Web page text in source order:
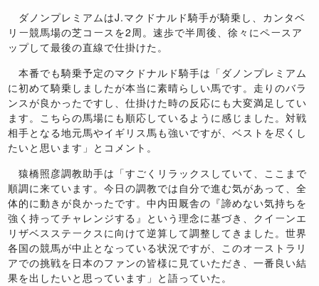
ダノンプレミアムはJ.マクドナルド騎手が騎乗し、カンタベ
リー競馬場の芝コースを2周。速歩で半周後、徐々にペースア
ップして最後の直線で仕掛けた。
本番でも騎乗予定のマクドナルド騎手は「ダノンプレミアム
に初めて騎乗しましたが本当に素晴らしい馬です。走りのバラ
ンスが良かったですし、仕掛けた時の反応にも大変満足してい
ます。こちらの馬場にも順応しているように感じました。対戦
相手となる地元馬やイギリス馬も強いですが、ベストを尽くし
たいと思います」とコメント。
猿橋照彦調教助手は「すごくリラックスしていて、ここまで
順調に来ています。今日の調教では自分で進む気があって、全
体的に動きが良かったです。中内田厩舎の『諦めない気持ちを
強く持ってチャレンジする』という理念に基づき、クイーンエ
リザベスステークスに向けて逆算して調整してきました。世界
各国の競馬が中止となっている状況ですが、このオーストラリ
アでの挑戦を日本のファンの皆様に見ていただき、一番良い結
果を出したいと思っています」と語っていた。